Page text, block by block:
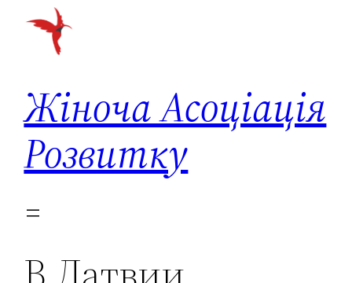
Перейти
Жіноча Асоціація
Розвитку